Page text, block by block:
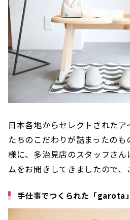
日本各地からセレクトされた
たちのこだわりが詰まったの
様に、多治見店のスタッフさ
ムをお聞きしてきましたので、
手仕事でつくられた「garota